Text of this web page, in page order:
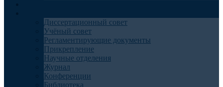
Диссертационный совет
Учёный совет
Регламентирующие документы
Прикрепление
Научные отделения
Журнал
Конференции
Библиотека